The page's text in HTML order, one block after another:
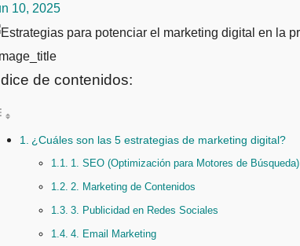
10, 2025
de contenidos:
¿Cuáles son las 5 estrategias de marketing digital?
1. SEO (Optimización para Motores de Búsqueda)
2. Marketing de Contenidos
3. Publicidad en Redes Sociales
4. Email Marketing